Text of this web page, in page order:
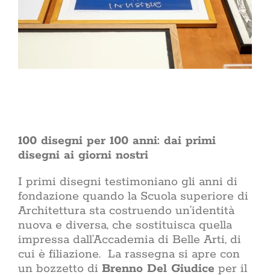
100 disegni per 100 anni: dai primi
disegni ai giorni nostri
I primi disegni testimoniano gli anni di
fondazione quando la Scuola superiore di
Architettura sta costruendo un’identità
nuova e diversa, che sostituisca quella
impressa dall’Accademia di Belle Arti, di
cui è filiazione. La rassegna si apre con
un bozzetto di Brenno Del Giudice per il